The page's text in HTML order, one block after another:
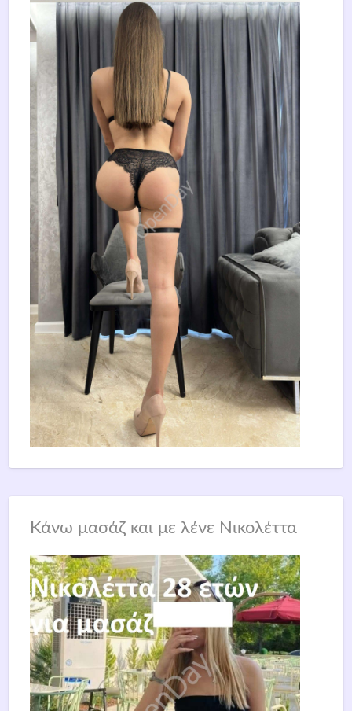
Κάνω μασάζ και με λένε Νικολέττα